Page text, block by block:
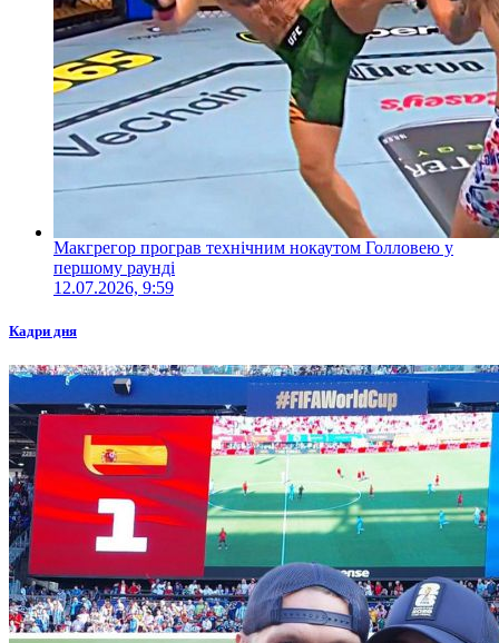
Макгрегор програв технічним нокаутом Голловею у
першому раунді
12.07.2026, 9:59
Кадри дня